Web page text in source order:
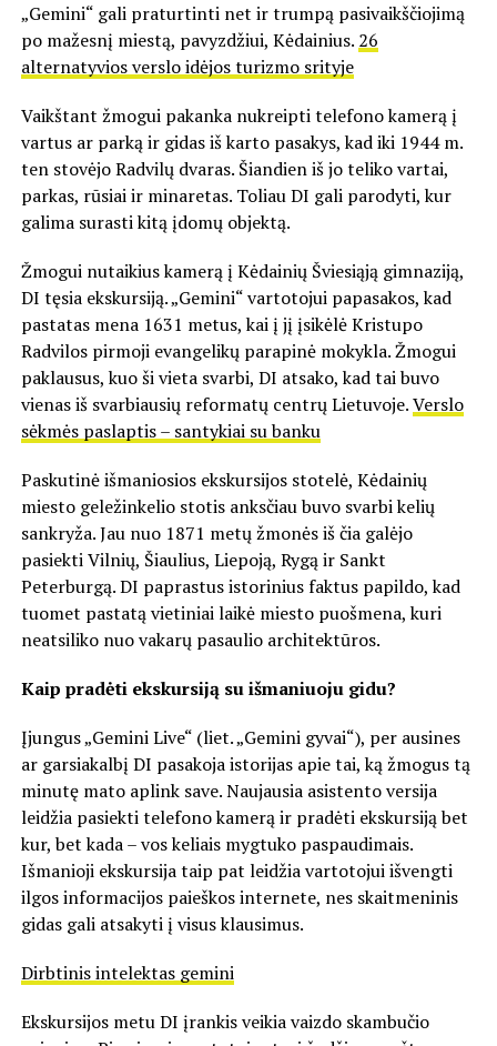
„Gemini“ gali praturtinti net ir trumpą pasivaikščiojimą
po mažesnį miestą, pavyzdžiui, Kėdainius. 26
alternatyvios verslo idėjos turizmo srityje
Vaikštant žmogui pakanka nukreipti telefono kamerą į
vartus ar parką ir gidas iš karto pasakys, kad iki 1944 m.
ten stovėjo Radvilų dvaras. Šiandien iš jo teliko vartai,
parkas, rūsiai ir minaretas. Toliau DI gali parodyti, kur
galima surasti kitą įdomų objektą.
Žmogui nutaikius kamerą į Kėdainių Šviesiąją gimnaziją,
DI tęsia ekskursiją. „Gemini“ vartotojui papasakos, kad
pastatas mena 1631 metus, kai į jį įsikėlė Kristupo
Radvilos pirmoji evangelikų parapinė mokykla. Žmogui
paklausus, kuo ši vieta svarbi, DI atsako, kad tai buvo
vienas iš svarbiausių reformatų centrų Lietuvoje.Verslo
sėkmės paslaptis – santykiai su banku
Paskutinė išmaniosios ekskursijos stotelė, Kėdainių
miesto geležinkelio stotis anksčiau buvo svarbi kelių
sankryža. Jau nuo 1871 metų žmonės iš čia galėjo
pasiekti Vilnių, Šiaulius, Liepoją, Rygą ir Sankt
Peterburgą. DI paprastus istorinius faktus papildo, kad
tuomet pastatą vietiniai laikė miesto puošmena, kuri
neatsiliko nuo vakarų pasaulio architektūros.
Kaip pradėti ekskursiją su išmaniuoju gidu?
Įjungus „Gemini Live“ (liet. „Gemini gyvai“), per ausines
ar garsiakalbį DI pasakoja istorijas apie tai, ką žmogus tą
minutę mato aplink save. Naujausia asistento versija
leidžia pasiekti telefono kamerą ir pradėti ekskursiją bet
kur, bet kada – vos keliais mygtuko paspaudimais.
Išmanioji ekskursija taip pat leidžia vartotojui išvengti
ilgos informacijos paieškos internete, nes skaitmeninis
gidas gali atsakyti į visus klausimus.
Dirbtinis intelektas gemini
Ekskursijos metu DI įrankis veikia vaizdo skambučio